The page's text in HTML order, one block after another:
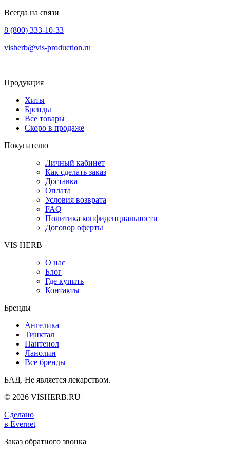
Всегда на связи
8 (800) 333-10-33
visherb@vis-production.ru
Продукция
Хиты
Бренды
Все товары
Скоро в продаже
Покупателю
Личный кабинет
Как сделать заказ
Доставка
Оплата
Условия возврата
FAQ
Политика конфиденциальности
Договор оферты
VIS HERB
О нас
Блог
Где купить
Контакты
Бренды
Ангелика
Тинктал
Пантенол
Ланолин
Все бренды
БАД. Не является лекарством.
© 2026 VISHERB.RU
Сделано
в Evernet
Заказ обратного звонка